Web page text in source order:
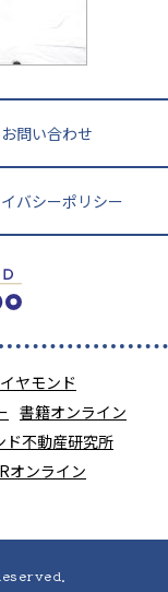
受験の羅
お問い合わせ
バシーポリシー
ヤモンド
書籍オンライン
ド不動産研究所
オンライン